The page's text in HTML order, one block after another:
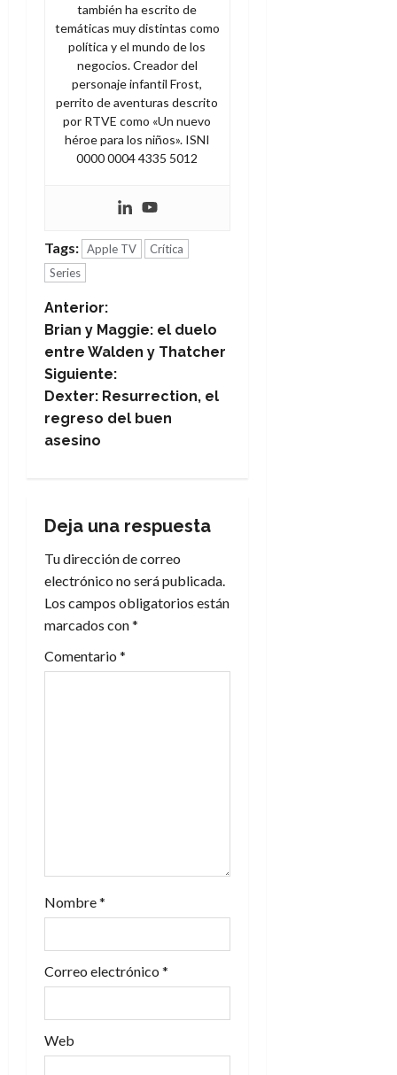
también ha escrito de
temáticas muy distintas como
política y el mundo de los
negocios. Creador del
personaje infantil Frost,
perrito de aventuras descrito
por RTVE como «Un nuevo
héroe para los niños». ISNI
0000 0004 4335 5012
Tags: Apple TV
Crítica
Series
N
a
v
e
c
i
ó
n
r
a
d
a
s
Anterior:
Brian y Maggie: el duelo
entre Walden y Thatcher
Siguiente:
Dexter: Resurrection, el
regreso del buen
asesino
Deja una respuesta
Tu dirección de correo
electrónico no será publicada.
Los campos obligatorios están
marcados con*
Comentario *
Nombre*
Correo electrónico *
Web